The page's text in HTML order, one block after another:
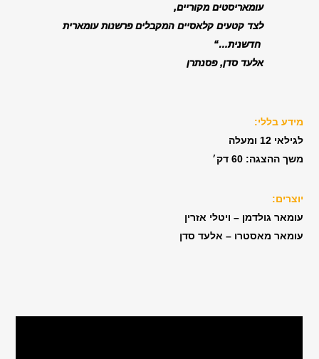
עומאריסטים מקוריים,
לצד קטעים קלאסיים המקבלים פרשנות עומארית
חדשנית…“
אלעד סדן, פסנתרן
מידע בללי:
לגילאי 12 ומעלה
משך ההצגה: 60 דק׳
יוצרים:
עומאר גולדמן – ויטלי אזרין
עומאר מאסטרו – אלעד סדן